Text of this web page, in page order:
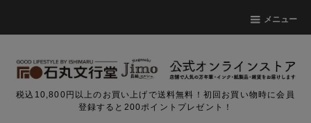
メニュー
税込10,800円以上のお買い上げで送料無料！初回お買い物時に会員
登録すると200ポイントプレゼント！